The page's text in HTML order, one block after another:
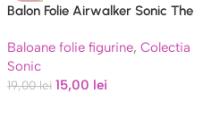
Balon Folie Airwalker Sonic The
Baloane folie figurine, Colectia
Sonic
19,00lei 15,00 lei